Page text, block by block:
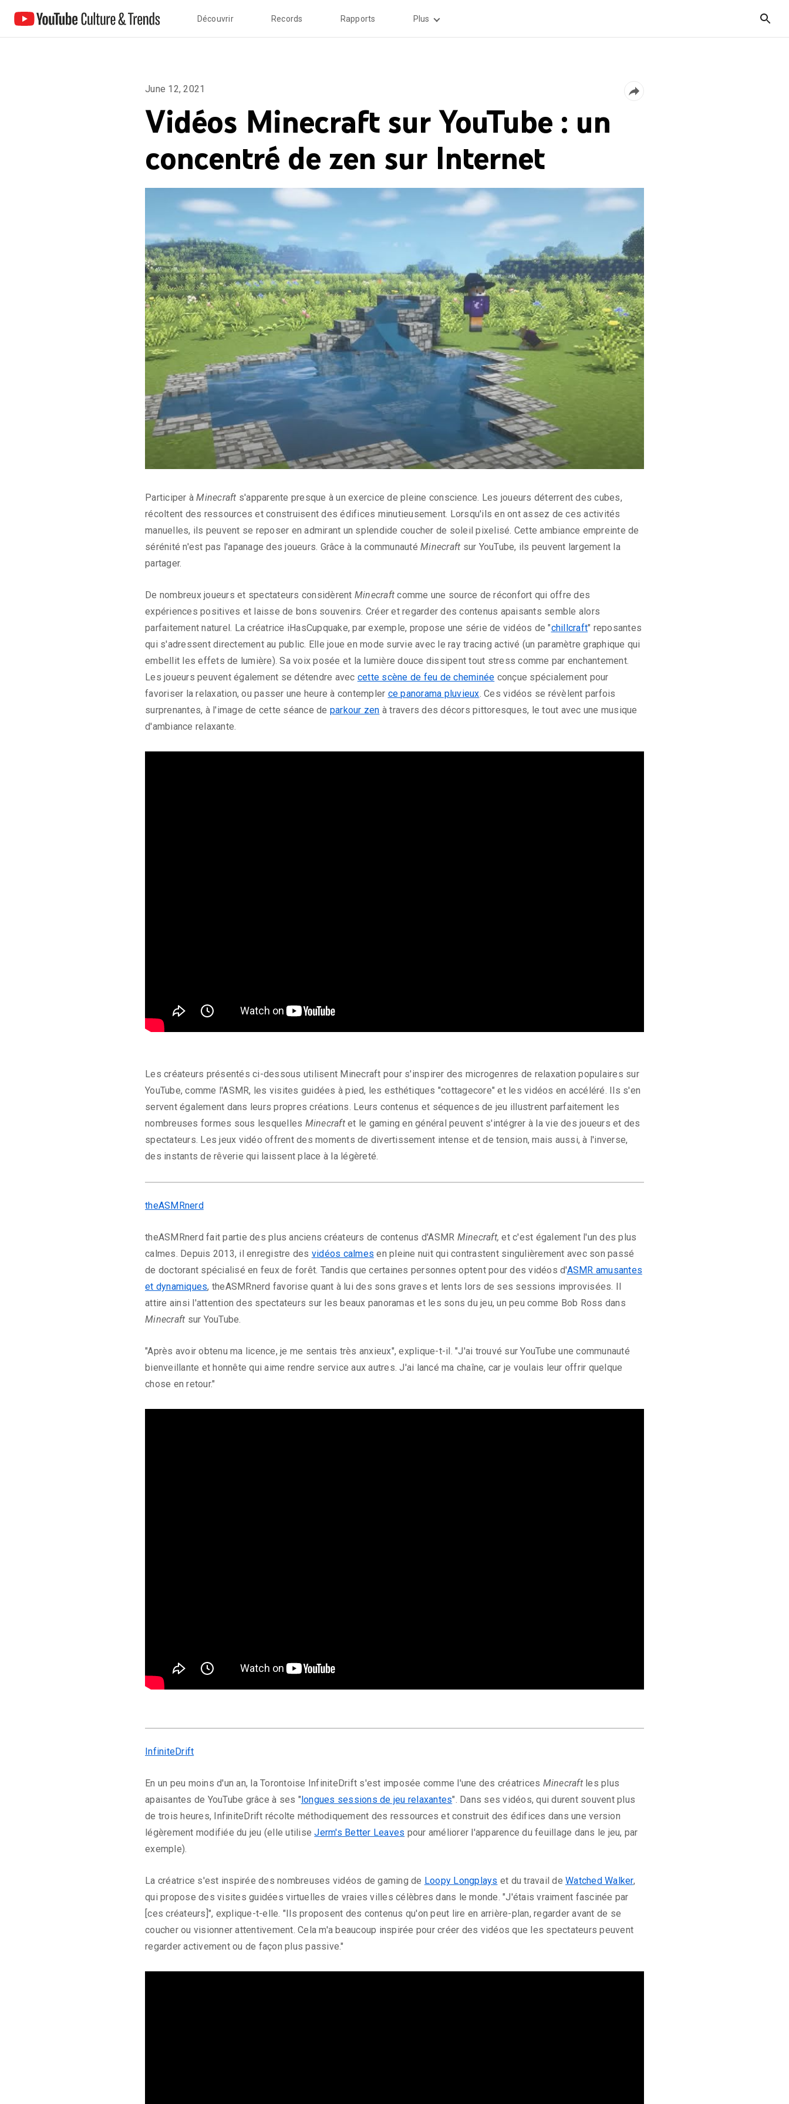
Découvrir Records Rapports Plus
June 12, 2021
Vidéos Minecraft sur YouTube : un
concentré de zen sur Internet
Participer àMinecraft s'apparente presque à un exercice de pleine conscience. Les joueurs déterrent des cubes,
récoltent des ressources et construisent des édifices minutieusement. Lorsqu'ils en ont assez de ces activités
manuelles, ils peuvent se reposer en admirant un splendide coucher de soleil pixelisé. Cette ambiance empreinte de
sérénité n'est pas l'apanage des joueurs. Grâce à la communauté Minecraft sur YouTube, ils peuvent largement la
partager.
De nombreux joueurs et spectateurs considèrent Minecraft comme une source de réconfort qui offre des
expériences positives et laisse de bons souvenirs. Créer et regarder des contenus apaisants semble alors
parfaitement naturel. La créatrice iHasCupquake, par exemple, propose une série de vidéos de "chillcraft" reposantes
qui s'adressent directement au public. Elle joue en mode survie avec le ray tracing activé (un paramètre graphique qui
embellit les effets de lumière). Sa voix posée et la lumière douce dissipent tout stress comme par enchantement.
Les joueurs peuvent également se détendre avec cette scène de feu de cheminée conçue spécialement pour
favoriser la relaxation, ou passer une heure à contempler ce panorama pluvieux . Ces vidéos se révèlent parfois
surprenantes, à l'image de cette séance de parkour zen à travers des décors pittoresques, le tout avec une musique
d'ambiance relaxante.
Les créateurs présentés ci-dessous utilisent Minecraft pour s'inspirer des microgenres de relaxation populaires sur
YouTube, comme l'ASMR, les visites guidées à pied, les esthétiques "cottagecore" et les vidéos en accéléré. Ils s'en
servent également dans leurs propres créations. Leurs contenus et séquences de jeu illustrent parfaitement les
nombreuses formes sous lesquelles Minecraftet le gaming en général peuvent s'intégrer à la vie des joueurs et des
spectateurs. Les jeux vidéo offrent des moments de divertissement intense et de tension, mais aussi, à l'inverse,
des instants de rêverie qui laissent place à la légèreté.
theASMRnerd
theASMRnerd fait partie des plus anciens créateurs de contenus d'ASMR Minecraft, et c'est également l'un des plus
calmes. Depuis 2013, il enregistre des vidéos calmes en pleine nuit qui contrastent singulièrement avec son passé
de doctorant spécialisé en feux de forêt. Tandis que certaines personnes optent pour des vidéos d'ASMR amusantes
et dynamiques, theASMRnerd favorise quant à lui des sons graves et lents lors de ses sessions improvisées. Il
attire ainsi l'attention des spectateurs sur les beaux panoramas et les sons du jeu, un peu comme Bob Ross dans
Minecraft sur YouTube.
"Après avoir obtenu ma licence, je me sentais très anxieux", explique-t-il. "J'ai trouvé sur YouTube une communauté
bienveillante et honnête qui aime rendre service aux autres. J'ai lancé ma chaîne, car je voulais leur offrir quelque
chose en retour."
InfiniteDrift
En un peu moins d'un an, la Torontoise InfiniteDrift s'est imposée comme l'une des créatrices Minecraftles plus
apaisantes de YouTube grâce à ses "longues sessions de jeu relaxantes". Dans ses vidéos, qui durent souvent plus
de trois heures, InfiniteDrift récolte méthodiquement des ressources et construit des édifices dans une version
légèrement modifiée du jeu (elle utiliseJerm's Better Leaves pour améliorer l'apparence du feuillage dans le jeu, par
exemple).
La créatrice s'est inspirée des nombreuses vidéos de gaming de Loopy Longplays et du travail de Watched Walker,
qui propose des visites guidées virtuelles de vraies villes célèbres dans le monde. "J'étais vraiment fascinée par
[ces créateurs]", explique-t-elle. "Ils proposent des contenus qu'on peut lire en arrière-plan, regarder avant de se
coucher ou visionner attentivement. Cela m'a beaucoup inspirée pour créer des vidéos que les spectateurs peuvent
regarder activement ou de façon plus passive."